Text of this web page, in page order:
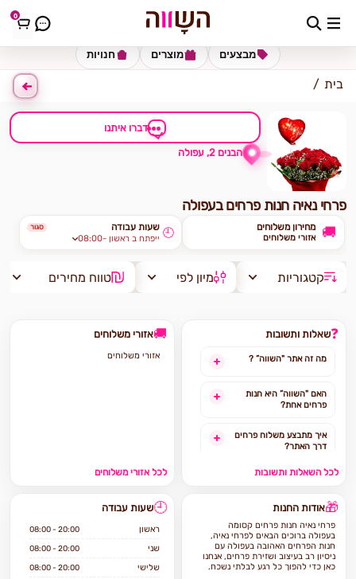
0 כתובת למשלוח הזינו כתובת
חנויות מוצרים מבצעים
בית
דברו איתנו
הבנים 2, עפולה
פרחי נאיה חנות פרחים בעפולה
מחירון משלוחים
אזורי משלוחים 🚚 שעות עבודה סגור
08:00- ייפתח ב ראשון 🕘
קטגוריות מיון לפי טווח מחירים
❓שאלות ותשובות
מה זה אתר "השווה” ?
האם "השווה” היא חנות
פרחים אחת?
איך מתבצע משלוח פרחים
דרך האתר?
האם ניתן להזמין משלוח
להזמין משלוחים?
אילו מוצרים אפשר להזמין
באתר?
לכל השאלות ותשובות
🚚אזורי משלוחים
אזורי משלוחים
לכל אזורי משלוחים
🎁אודות החנות
פרחי נאיה חנות פרחים קסומה
בעפולה ברוכים הבאים לפרחי נאיה,
חנות הפרחים האהובה בעפולה עם
ניסיון רב בעיצוב ושזירת פרחים, אנחנו
כאן כדי להפוך כל רגע לבלתי נשכח.
🕘שעות עבודה
ראשון 08:00 - 20:00
שני 08:00 - 20:00
שלישי 08:00 - 20:00